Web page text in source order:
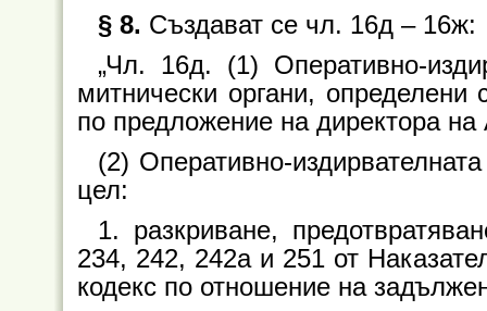
§ 8. Създават се чл. 16д – 16ж:
„Чл. 16д. (1) Оперативно-
митнически органи,
по предложение на директора на
(2) Оперативно-
цел:
1. разкриване,
234, 242, 242а и 251 от
кодекс по отношение на